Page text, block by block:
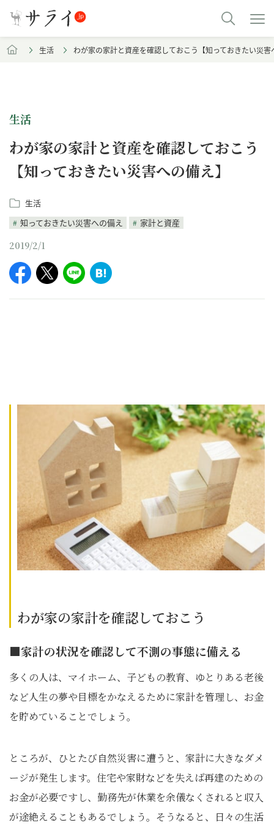
生活 わが家の家計と資産を確認しておこう【知っておきたい災害
生活
わが家の家計と資産を確認しておこう
【知っておきたい災害への備え】
生活
知っておきたい災害への備え
家計と資産
2019/2/1
わが家の家計を確認しておこう
■家計の状況を確認して不測の事態に備える
多くの人は、マイホーム、子どもの教育、ゆとりある老後
など人生の夢や目標をかなえるために家計を管理し、お金
を貯めていることでしょう。
ところが、ひとたび自然災害に遭うと、家計に大きなダメ
ージが発生します。住宅や家財などを失えば再建のための
お金が必要ですし、勤務先が休業を余儀なくされると収入
が途絶えることもあるでしょう。そうなると、日々の生活